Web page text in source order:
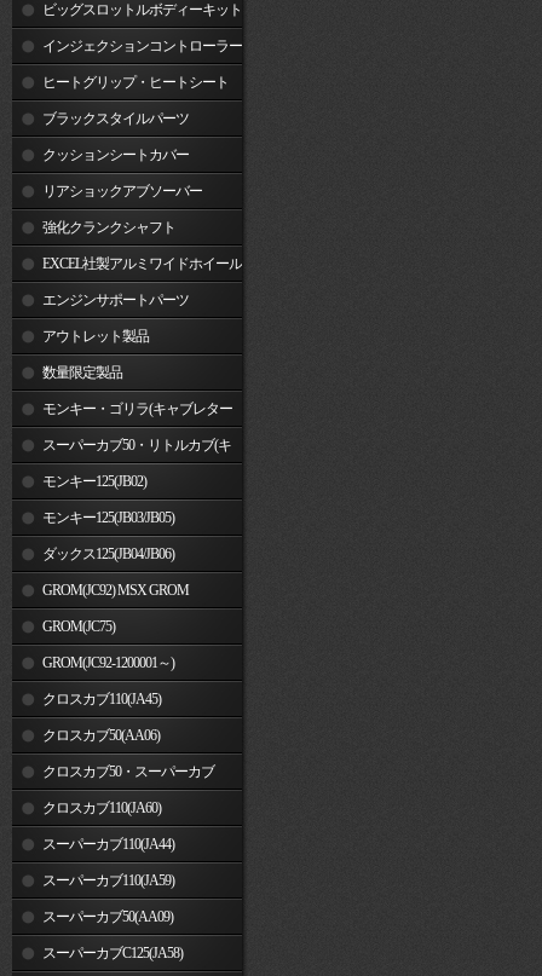
ビッグスロットルボディーキット
インジェクションコントローラー
ヒートグリップ・ヒートシート
ブラックスタイルパーツ
クッションシートカバー
リアショックアブソーバー
強化クランクシャフト
EXCEL社製アルミワイドホイール
リム エンジンサポートパーツ
アウトレット製品
数量限定製品
モンキー・ゴリラ(キャブレター
車) スーパーカブ50・リトルカブ(キ
ャブレター車)
モンキー125(JB02)
モンキー125(JB03/JB05)
ダックス125(JB04/JB06)
GROM(JC92) MSX GROM
GROM(JC75)
GROM(JC92-1200001～)
クロスカブ110(JA45)
クロスカブ50(AA06)
クロスカブ50・スーパーカブ
50(AA09)/110(JA44)
クロスカブ110(JA60)
スーパーカブ110(JA44)
スーパーカブ110(JA59)
スーパーカブ50(AA09)
スーパーカブC125(JA58)